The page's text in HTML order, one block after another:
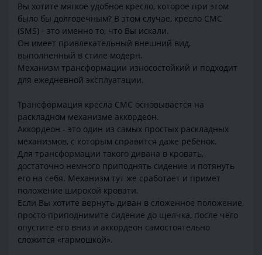
Вы хотите мягкое удобное кресло, которое при этом
было бы долговечным? В этом случае, кресло СМС
(SMS) - это именно то, что Вы искали.
Он имеет привлекательный внешний вид,
выполненный в стиле модерн.
Механизм трансформации износостойкий и подходит
для ежедневной эксплуатации.
Трансформация кресла СМС основывается на
раскладном механизме аккордеон.
Аккордеон - это один из самых простых раскладных
механизмов, с которым справится даже ребёнок.
Для трансформации такого дивана в кровать,
достаточно немного приподнять сидение и потянуть
его на себя. Механизм тут же сработает и примет
положение широкой кровати.
Если Вы хотите вернуть диван в сложенное положение,
просто приподнимите сидение до щелчка, после чего
опустите его вниз и аккордеон самостоятельно
сложится «гармошкой».